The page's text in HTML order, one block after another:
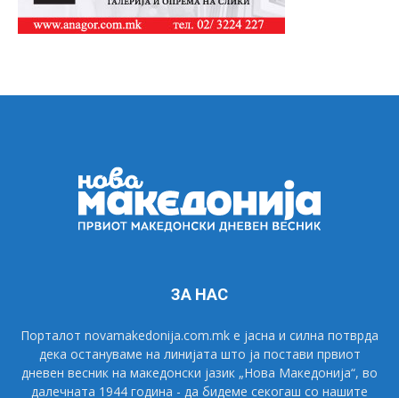
ЗА НАС
Порталот novamakedonija.com.mk е јасна и силна потврда
дека остануваме на линијата што ја постави првиот
дневен весник на македонски јазик „Нова Македонија“, во
далечната 1944 година - да бидеме секогаш со нашите